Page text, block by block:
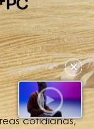
✕
cotidianas,